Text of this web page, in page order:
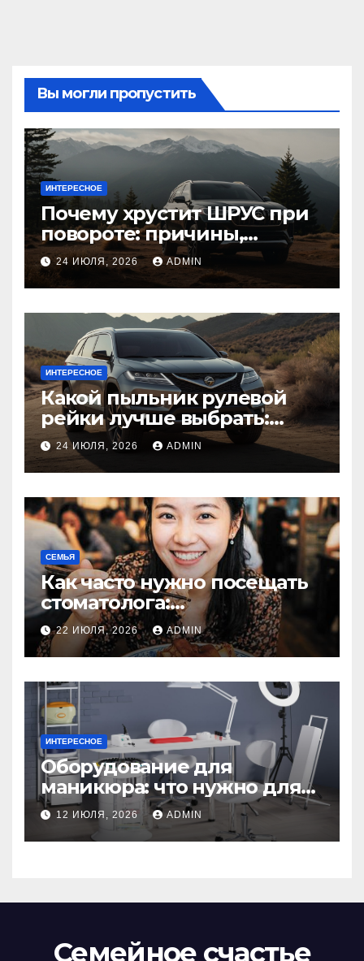
Вы могли пропустить
ИНТЕРЕСНОЕ
Почему хрустит ШРУС при
повороте: причины,
диагностика
24 ИЮЛЯ, 2026 ADMIN
ИНТЕРЕСНОЕ
Какой пыльник рулевой
рейки лучше выбрать:
оригинальный или аналог,
резина или полиуретан
24 ИЮЛЯ, 2026 ADMIN
СЕМЬЯ
Как часто нужно посещать
стоматолога:
рекомендации для
здоровья зубов
22 ИЮЛЯ, 2026 ADMIN
ИНТЕРЕСНОЕ
Оборудование для
маникюра: что нужно для
идеального маникюра
12 ИЮЛЯ, 2026 ADMIN
Семейное счастье